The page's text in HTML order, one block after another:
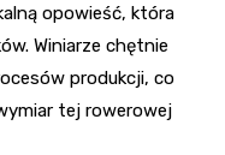
opowieść, która
Winiarze chętnie
produkcji, co
tej rowerowej